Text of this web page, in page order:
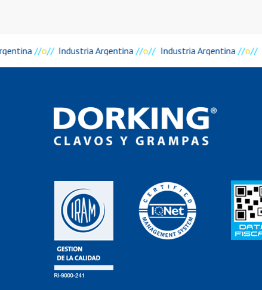
//o// Industria Argentina //o// Industria Argentina //o//